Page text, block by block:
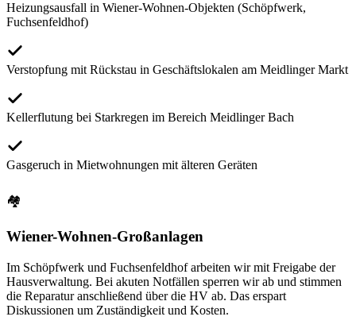
Heizungsausfall in Wiener-Wohnen-Objekten (Schöpfwerk,
Fuchsenfeldhof)
Verstopfung mit Rückstau in Geschäftslokalen am Meidlinger Markt
Kellerflutung bei Starkregen im Bereich Meidlinger Bach
Gasgeruch in Mietwohnungen mit älteren Geräten
🏘
Wiener-Wohnen-Großanlagen
Im Schöpfwerk und Fuchsenfeldhof arbeiten wir mit Freigabe der
Hausverwaltung. Bei akuten Notfällen sperren wir ab und stimmen
die Reparatur anschließend über die HV ab. Das erspart
Diskussionen um Zuständigkeit und Kosten.